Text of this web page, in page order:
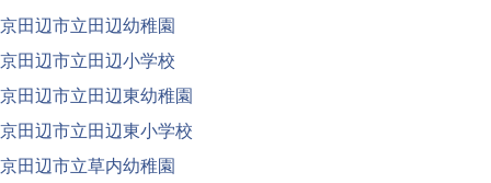
京田辺市立田辺幼稚園
京田辺市立田辺小学校
京田辺市立田辺東幼稚園
京田辺市立田辺東小学校
京田辺市立草内幼稚園